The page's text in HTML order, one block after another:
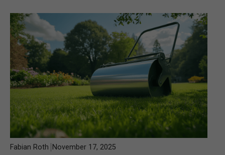
Fabian Roth November 17, 2025